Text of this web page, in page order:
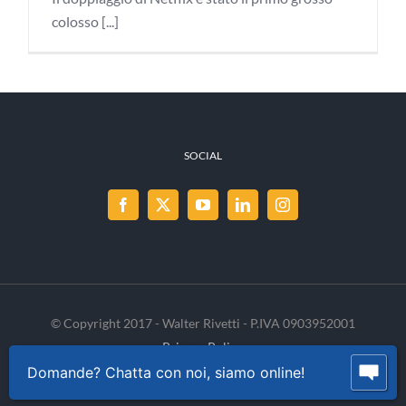
colosso [...]
SOCIAL
© Copyright 2017 - Walter Rivetti - P.IVA 0903952001
Privacy Policy
Cookie Policy
INVENIA
Domande? Chatta con noi, siamo online!